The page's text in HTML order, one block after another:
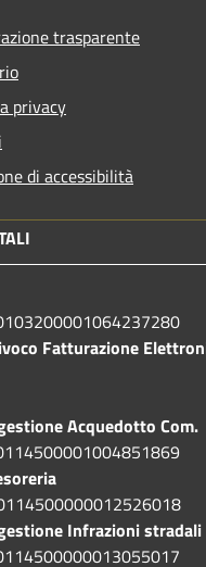
trasparente
privacy
di accessibilità
Fatturazione
Acquedotto Com.
Infrazioni stradali